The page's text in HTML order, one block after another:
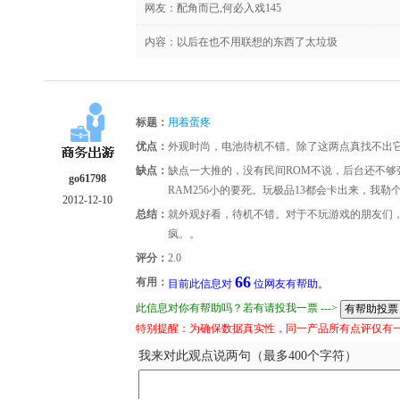
网友： 配角而已,何必入戏145
内容：以后在也不用联想的东西了太垃圾
go61798
2012-12-10
标题： 用着蛋疼
优点： 外观时尚，电池待机不错。除了这两点真找不出
缺点： 缺点一大推的，没有民间ROM不说，后台还不
RAM256小的要死。玩极品13都会卡出来，我勒
总结： 就外观好看，待机不错。对于不玩游戏的朋友
疯。。
评分： 2.0
有用： 目前此信息对 66 位网友有帮助。
此信息对你有帮助吗？若有请投我一票 --->
特别提醒：为确保数据真实性，同一产品所有点评仅有
我来对此观点说两句（最多400个字符）